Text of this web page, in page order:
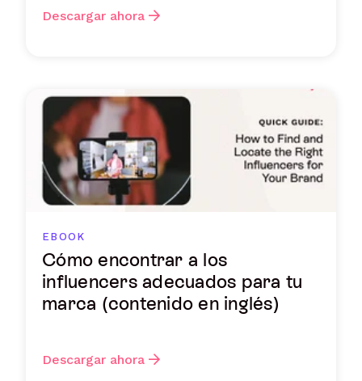
Descargar ahora
EBOOK
Cómo encontrar a los
influencers adecuados para tu
marca (contenido en inglés)
Descargar ahora